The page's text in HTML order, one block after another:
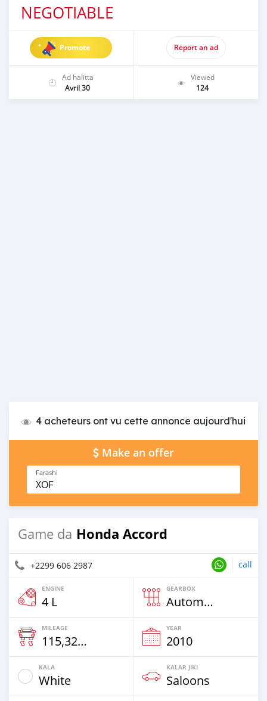
NEGOTIABLE
Promote Report an ad
Ad halitta
Avril 30
Viewed
124
4 acheteurs ont vu cette annonce aujourd'hui
Make an offer
Farashi
XOF
Game da Honda Accord
+2299 606 2987 call
ENGINE
4 L
GEARBOX
Automatic
MILEAGE
115,325 Km
YEAR
2010
KALA
White
KALAR JIKI
Saloons